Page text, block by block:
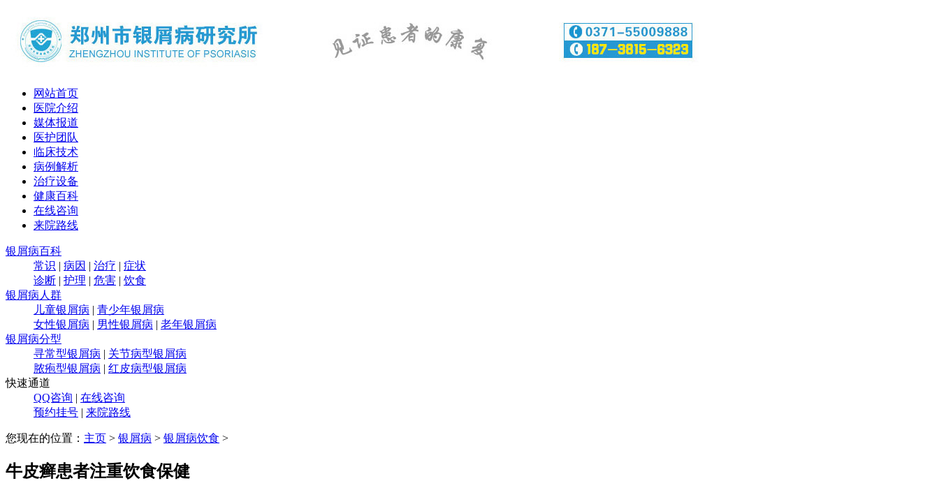
网站首页
医院介绍
媒体报道
医护团队
临床技术
病例解析
治疗设备
健康百科
在线咨询
来院路线
银屑病百科
常识 | 病因 | 治疗 | 症状
诊断 | 护理 | 危害 | 饮食
银屑病人群
儿童银屑病 | 青少年银屑病
女性银屑病 | 男性银屑病 | 老年银屑病
银屑病分型
寻常型银屑病 | 关节病型银屑病
脓疱型银屑病 | 红皮病型银屑病
快速通道
QQ咨询 | 在线咨询
预约挂号 | 来院路线
您现在的位置： 主页 > 银屑病 > 银屑病饮食 >
牛皮癣患者注重饮食保健